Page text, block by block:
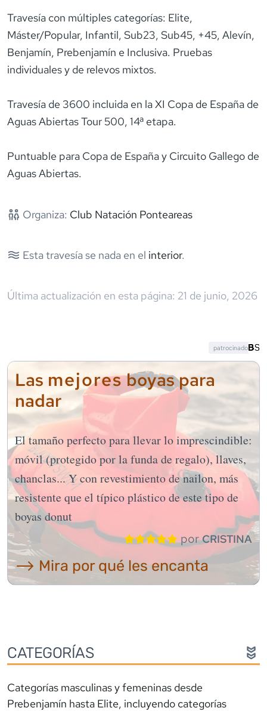
Travesía con múltiples categorías: Elite,
Máster/Popular, Infantil, Sub23, Sub45, +45, Alevín,
Benjamín, Prebenjamín e Inclusiva. Pruebas
individuales y de relevos mixtos.
Travesía de 3600 incluida en la XI Copa de España de
Aguas Abiertas Tour 500, 14ª etapa.
Puntuable para Copa de España y Circuito Gallego de
Aguas Abiertas.
Organiza: Club Natación Ponteareas
Esta travesía se nada en el interior.
Última actualización en esta página: 21 de junio, 2026
Las mejoresboyas para
nadar
El tamaño perfecto para llevar lo imprescindible:
móvil (protegido por la funda de regalo), llaves,
chanclas... Y con revestimiento de nailon, más
resistente que el típico plástico de este tipo de
boyas donut
porCRISTINA
⟶ Mira por qué les encanta
patrocinado
CATEGORÍAS
Categorías masculinas y femeninas desde
Prebenjamín hasta Elite, incluyendo categorías